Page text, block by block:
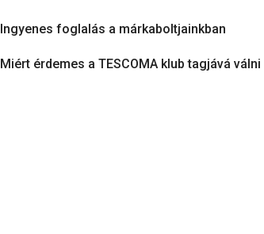
Ingyenes foglalás a márkaboltjainkban
Miért érdemes a TESCOMA klub tagjává válni